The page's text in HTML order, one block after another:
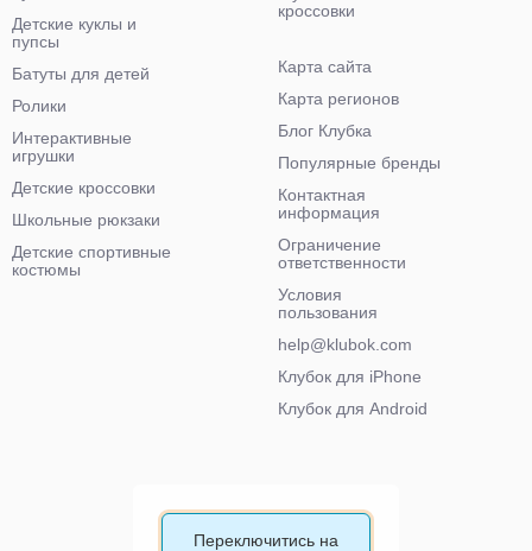
кроссовки
Детские куклы и
пупсы
Батуты для детей
Ролики
Интерактивные
игрушки
Детские кроссовки
Школьные рюкзаки
Детские спортивные
костюмы
Карта сайта
Карта регионов
Блог Клубка
Популярные бренды
Контактная
информация
Ограничение
ответственности
Условия
пользования
help@klubok.com
Клубок для iPhone
Клубок для Android
Переключитись на